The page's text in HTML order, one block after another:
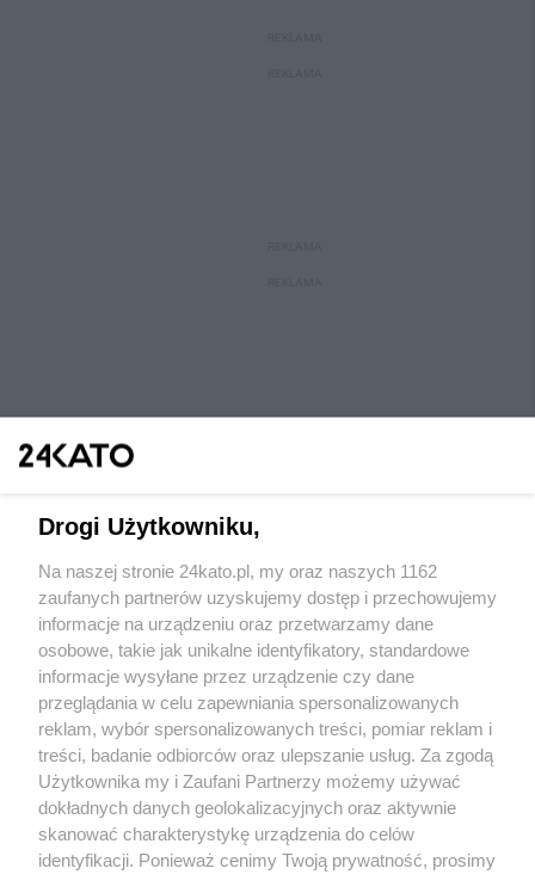
Wydawca mediów lokalnych
Nie zapomnij
zapoznać się z:
polityką prywatności regulamin korzystania z portali
Twojemiasto
Piekary Śląskie
Chorzów
Tarnowskie Góry
Skontaktuj sięz nami
Kontakt
Wydawca
Redakcja
Drogi Użytkowniku,
Na naszej stronie 24kato.pl, my oraz naszych 1162
zaufanych partnerów uzyskujemy dostęp i przechowujemy
informacje na urządzeniu oraz przetwarzamy dane
osobowe, takie jak unikalne identyfikatory, standardowe
informacje wysyłane przez urządzenie czy dane
przeglądania w celu zapewniania spersonalizowanych
reklam, wybór spersonalizowanych treści, pomiar reklam i
treści, badanie odbiorców oraz ulepszanie usług. Za zgodą
Użytkownika my i Zaufani Partnerzy możemy używać
dokładnych danych geolokalizacyjnych oraz aktywnie
skanować charakterystykę urządzenia do celów
identyfikacji. Ponieważ cenimy Twoją prywatność, prosimy